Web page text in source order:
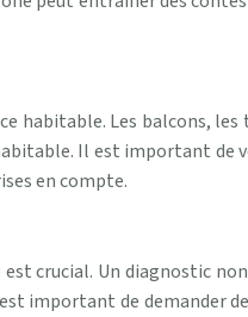
Les balcons,
Il est important
en compte.
crucial. Un diagnostic
important de demander